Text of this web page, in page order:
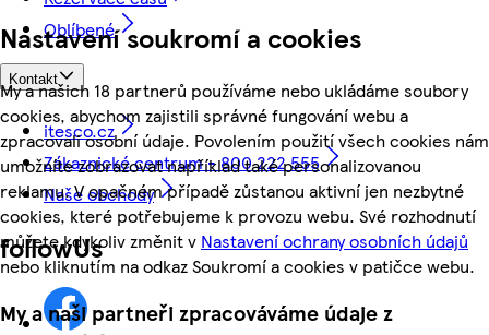
Nastavení soukromí a cookies
My a našich 18 partnerů používáme nebo ukládáme soubory
cookies, abychom zajistili správné fungování webu a
zpracovali osobní údaje. Povolením použití všech cookies nám
umožníte zobrazovat například také personalizovanou
reklamu. V opačném případě zůstanou aktivní jen nezbytné
cookies, které potřebujeme k provozu webu. Své rozhodnutí
můžete kdykoliv změnit v Nastavení ochrany osobních údajů
nebo kliknutím na odkaz Soukromí a cookies v patičce webu.
My a naši partneři zpracováváme údaje z
Oblíbené
Kontakt
itesco.cz
Zákaznické centrum - 800 222 555
Naše obchody
followUs